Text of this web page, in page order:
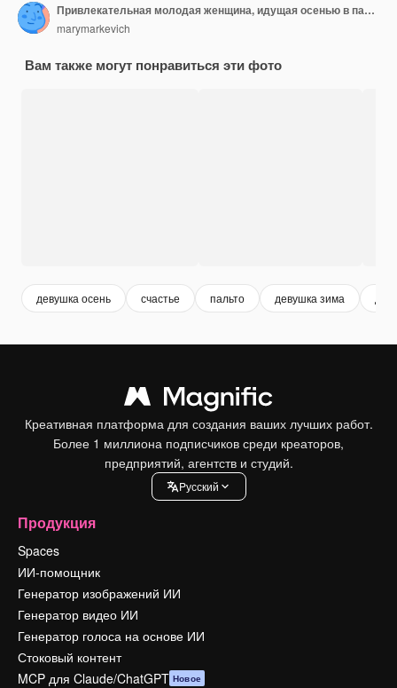
Привлекательная молодая женщина, идущая осенью в пальто.
marymarkevich
Вам также могут понравиться эти фото
девушка осень счастье пальто девушка зима
Креативная платформа для создания ваших лучших работ.
Более 1 миллиона подписчиков среди креаторов,
предприятий, агентств и студий.
Pусский
Продукция
Spaces
ИИ-помощник
Генератор изображений ИИ
Генератор видео ИИ
Генератор голоса на основе ИИ
Стоковый контент
MCP для Claude/ChatGPT Новое